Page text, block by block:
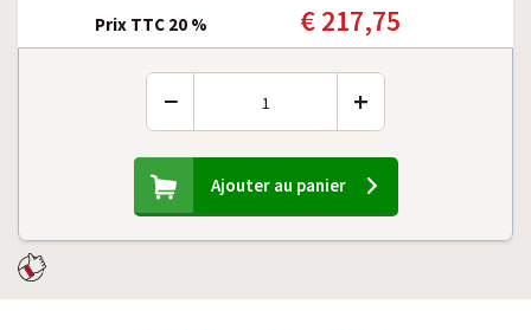
Prix TTC 20 %
€ 217,75
− +
Ajouter au panier